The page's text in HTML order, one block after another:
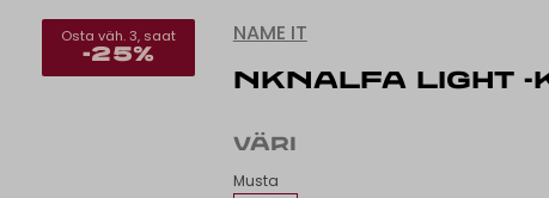
Osta väh. 3, saat
-25%
NAME IT
NKNALFA LIGHT -
VÄRI
Musta